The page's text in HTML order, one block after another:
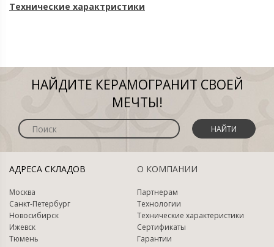
Технические характристики
НАЙДИТЕ КЕРАМОГРАНИТ СВОЕЙ
МЕЧТЫ!
НАЙТИ
АДРЕСА СКЛАДОВ
Москва
Санкт-Петербург
Новосибирск
Ижевск
Тюмень
О КОМПАНИИ
Партнерам
Технологии
Технические характеристики
Сертификаты
Гарантии